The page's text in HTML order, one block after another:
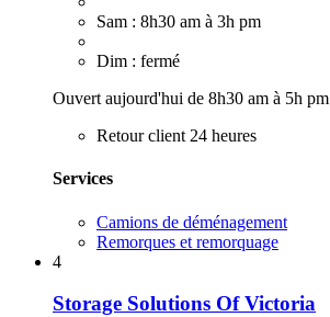
Sam : 8h30 am à 3h pm
Dim : fermé
Ouvert aujourd'hui de 8h30 am à 5h pm
Retour client 24 heures
Services
Camions de déménagement
Remorques et remorquage
4
Storage Solutions Of Victoria